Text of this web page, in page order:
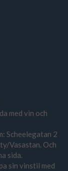
med vin och
Scheelegatan 2
Vasastan. Och
sida.
sin vinstil med